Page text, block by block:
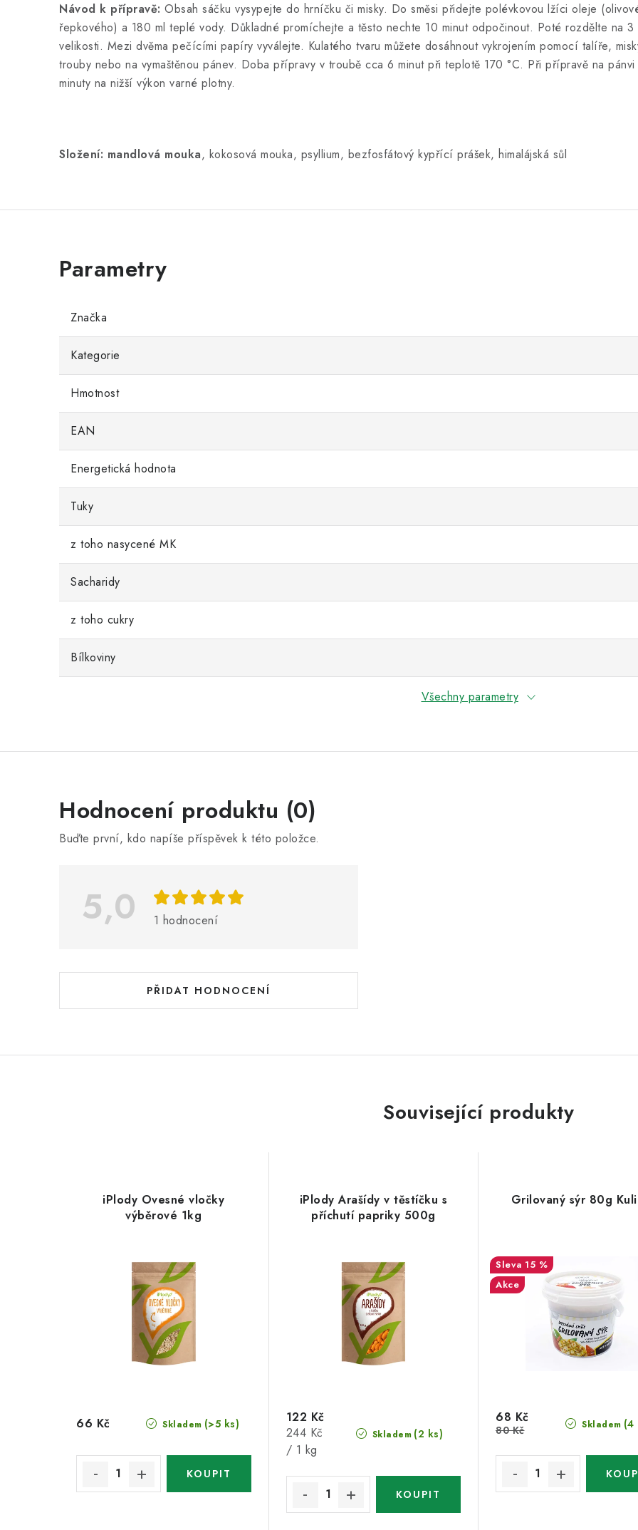
Návod k přípravě: Obsah sáčku vysypejte do hrníčku či misky. Do směsi přidejte polévkovou lžíci oleje
řepkového) a 180 ml teplé vody. Důkladné promíchejte a těsto nechte 10 minut odpočinout. Poté rozdělte na
velikosti. Mezi dvěma pečícími papíry vyválejte. Kulatého tvaru můžete dosáhnout vykrojením pomocí talíře,
trouby nebo na vymaštěnou pánev. Doba přípravy v troubě cca 6 minut při teplotě 170 °C. Při přípravě na
minuty na nižší výkon varné plotny.
Složení: mandlová mouka, kokosová mouka, psyllium, bezfosfátový kypřící prášek, himalájská sůl
Značka
Kategorie
Hmotnost
EAN
Energetická hodnota
Tuky
z toho nasycené MK
Sacharidy
z toho cukry
Bílkoviny
Všechny parametry
Hodnocení produktu (0)
Buďte první, kdo napíše příspěvek k této položce.
5,0 1 hodnocení
PŘIDAT HODNOCENÍ
V
ý
d
Související produkty
iPlody Ovesné vločky
výběrové 1kg
Skladem (>5 ks)
66 Kč
iPlody Arašídy v těstíčku s
příchutí papriky 500g
Skladem (2 ks)
122 Kč
Měrná
cena:
244 Kč
/ 1 kg
Grilovaný sýr 80g
15 %
Akce
Skladem (4
68 Kč
80 Kč